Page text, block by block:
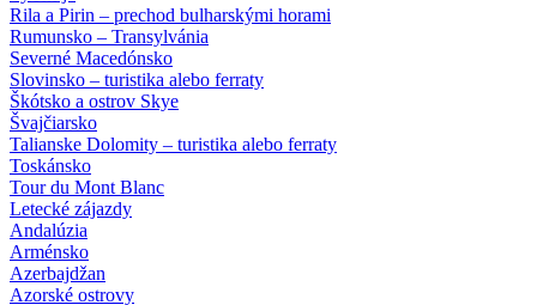
Rila a Pirin – prechod bulharskými horami
Rumunsko – Transylvánia
Severné Macedónsko
Slovinsko – turistika alebo ferraty
Škótsko a ostrov Skye
Švajčiarsko
Talianske Dolomity – turistika alebo ferraty
Toskánsko
Tour du Mont Blanc
Letecké zájazdy
Andalúzia
Arménsko
Azerbajdžan
Azorské ostrovy